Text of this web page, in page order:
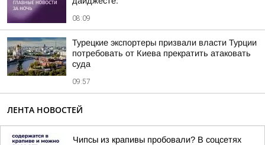
08:09
Турецкие экспортеры призвали власти Турции
потребовать от Киева прекратить атаковать
суда
09:57
ЛЕНТА НОВОСТЕЙ
Чипсы из крапивы пробовали? В соцсетях